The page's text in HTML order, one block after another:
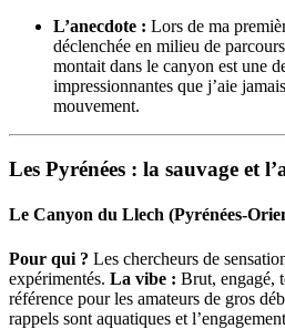
L’anecdote : Lors de ma
déclenchée en milieu de
montait dans le canyon est une
impressionnantes que j’aie
mouvement.
Les Pyrénées : la sauvage et
Le Canyon du Llech (Pyrénées-
Pour qui ? Les chercheurs de
expérimentés. La vibe : Brut, engagé,
référence pour les amateurs de gros
rappels sont aquatiques et